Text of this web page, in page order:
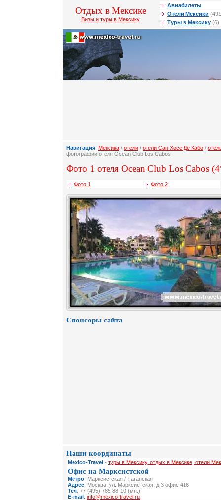
Отдых в Мексике
Визы и туры в Мексику
Авиабилеты
Отели Мексики
Туры в Мексику (6)
Навигация: Мексика / отели / отели Сан Хосе Де Кабо /
фотографии отеля Ocean Club Los Cabos
Фото 1 отеля Ocean Club Los Cabos
Фото 1 Фото 2
Спонсоры сайта
Наши координаты
Mexico-Travel - туры в Мексику, отдых в Мексике, отели
Офис на Марксистской
Метро: Марксистская / Таганская
Адрес: Москва, ул. Марксистская, д 3 офис 416
Тел: +7 (495) 785-88-10 (мн.)
E-mail: info@mexico-travel.ru